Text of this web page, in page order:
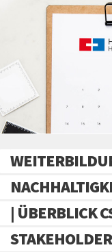
| ÜBERBLICK